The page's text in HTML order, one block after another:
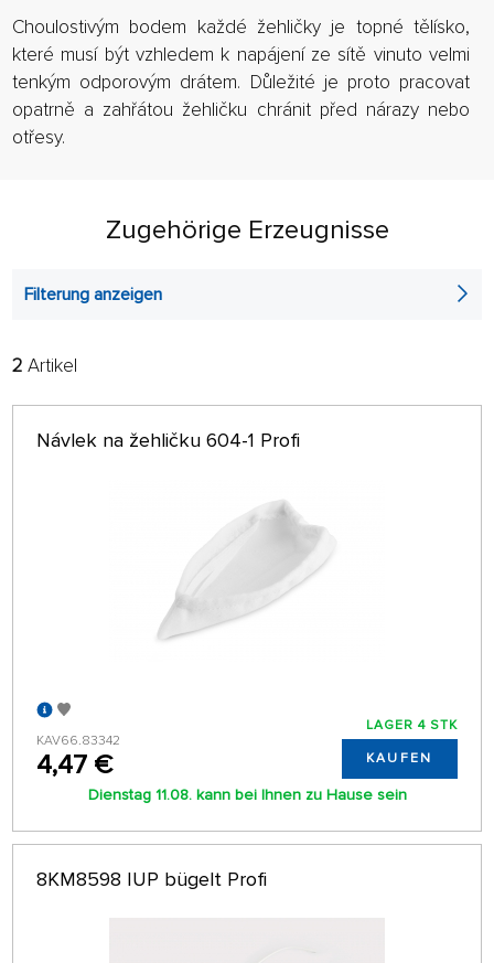
Choulostivým bodem každé žehličky je topné tělísko,
které musí být vzhledem k napájení ze sítě vinuto velmi
tenkým odporovým drátem. Důležité je proto pracovat
opatrně a zahřátou žehličku chránit před nárazy nebo
otřesy.
Zugehörige Erzeugnisse
Filterung anzeigen
FILTER:
ALPHABETISCH
64 AUF SEITE
2 Artikel
Návlek na žehličku 604-1 Profi
KAV66.83342
4,47 €
LAGER 4 STK
KAUFEN
Dienstag 11.08. kann bei Ihnen zu Hause sein
8KM8598 IUP bügelt Profi